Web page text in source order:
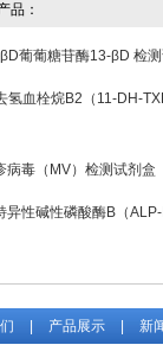
品：
葡葡糖苷酶13-βD 检
氢血栓烷B2（11-DH-
病毒（MV）检测试剂盒
异性碱性磷酸酶B（
产品展示 新